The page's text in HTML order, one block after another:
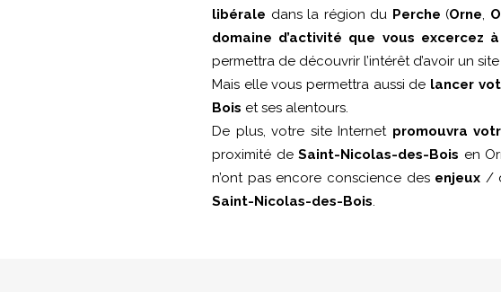
libérale dans la région du Perche (Orne,
domaine d’activité que vous excercez
permettra de découvrir l’intérêt d’avoir un
Mais elle vous permettra aussi de lancer
Bois et ses alentours.
De plus, votre site Internet promouvra
proximité de Saint-Nicolas-des-Bois en
n’ont pas encore conscience des enjeux /
Saint-Nicolas-des-Bois.